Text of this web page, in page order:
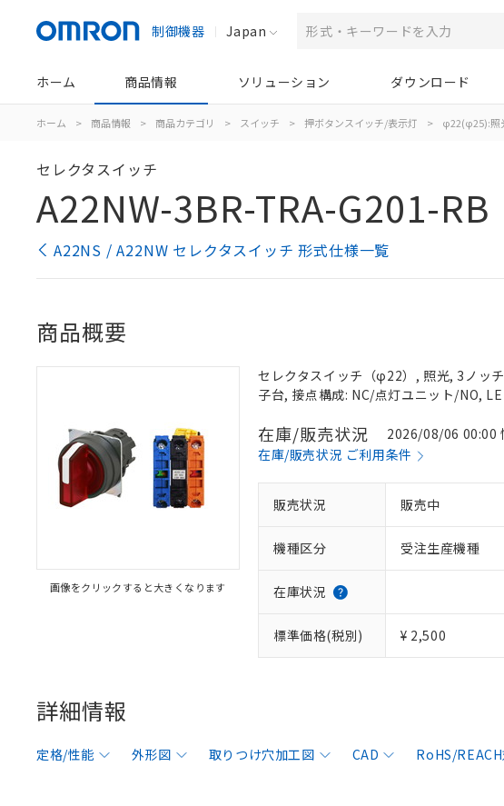
制御機器 Japan
ホーム 商品情報 ソリューション ダウンロード
ホーム > 商品情報 > 商品カテゴリ > スイッチ > 押ボタンスイッチ/表示灯 > φ22(φ25):照
セレクタスイッチ
A22NW-3BR-TRA-G201-RB
A22NS / A22NW セレクタスイッチ 形式仕様一覧
商品概要
画像をクリックすると大きくなります
セレクタスイッチ（φ22）, 照光, 3ノッ
子台, 接点構成: NC/点灯ユニット/NO,
在庫/販売状況
2026/08/06 00:00
在庫/販売状況 ご利用条件
販売状況 販売中
機種区分 受注生産機種
在庫状況
標準価格(税別) ¥ 2,500
詳細情報
定格/性能 外形図 取りつけ穴加工図 CAD RoHS/